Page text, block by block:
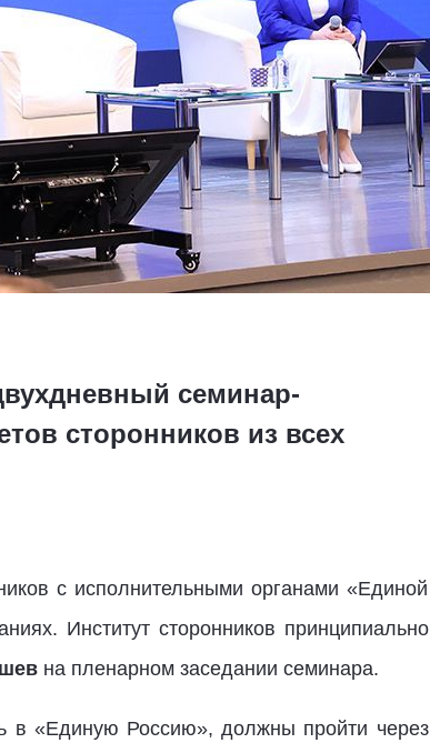
семинар-
сторонников из всех
с исполнительными органами «Единой
Институт сторонников принципиально
на пленарном заседании семинара.
в «Единую Россию», должны пройти через